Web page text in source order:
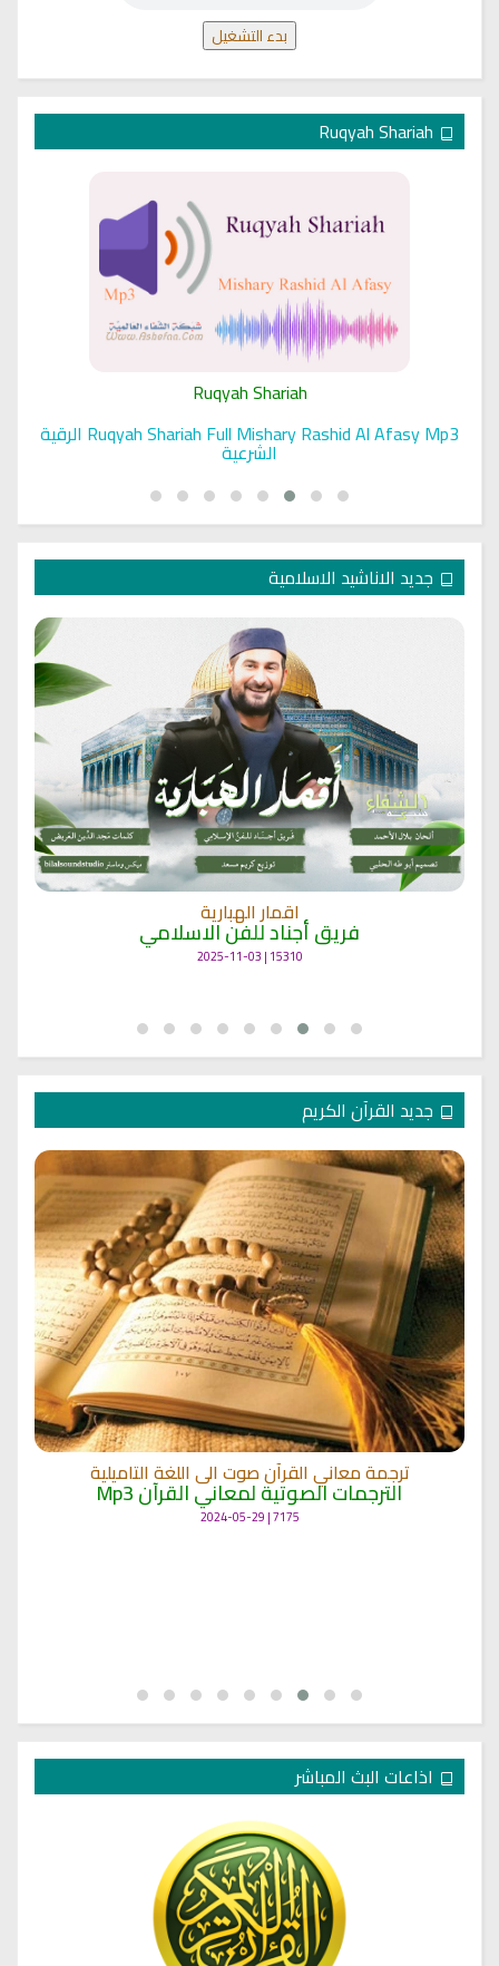
بدء التشغيل
Ruqyah Shariah
Ruqyah Shariah Full Mishary Rashid Al Afasy Mp3 الرقية
الشرعية
جديد الاناشيد الاسلامية
اقمار الهبارية
فريق أجناد للفن الاسلامي
15310 | 2025-11-03
جديد القرآن الكريم
ترجمة معاني القرآن صوت الى اللغة التاميلية
الترجمات الصوتية لمعاني القرآن Mp3
7175 | 2024-05-29
اذاعات البث المباشر